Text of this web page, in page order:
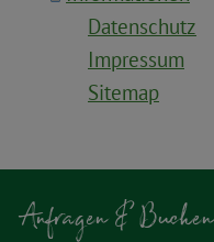
Datenschutz
Impressum
Sitemap
Anfragen & Buchen